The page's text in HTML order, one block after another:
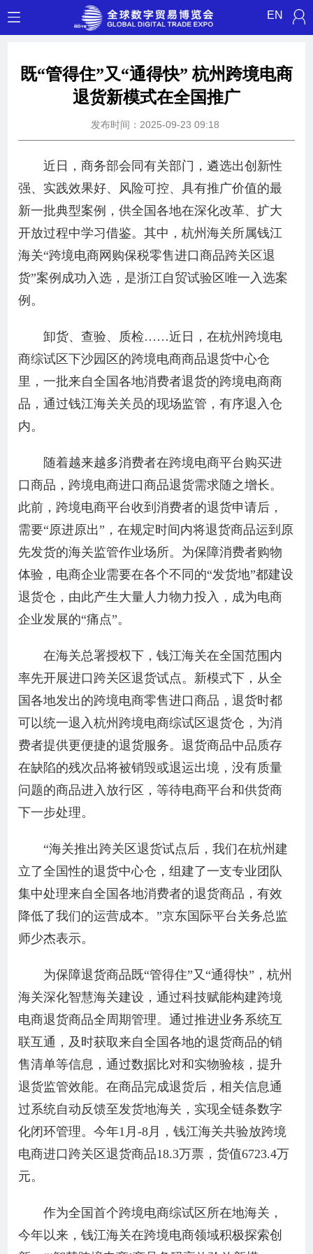
EN
既“管得住”又“通得快” 杭州跨境电商
退货新模式在全国推广
发布时间：2025-09-23 09:18
近日，商务部会同有关部门，遴选出创新性
强、实践效果好、风险可控、具有推广价值的最
新一批典型案例，供全国各地在深化改革、扩大
开放过程中学习借鉴。其中，杭州海关所属钱江
海关“跨境电商网购保税零售进口商品跨关区退
货”案例成功入选，是浙江自贸试验区唯一入选案
例。
卸货、查验、质检……近日，在杭州跨境电
商综试区下沙园区的跨境电商商品退货中心仓
里，一批来自全国各地消费者退货的跨境电商商
品，通过钱江海关关员的现场监管，有序退入仓
内。
随着越来越多消费者在跨境电商平台购买进
口商品，跨境电商进口商品退货需求随之增长。
此前，跨境电商平台收到消费者的退货申请后，
需要“原进原出”，在规定时间内将退货商品运到原
先发货的海关监管作业场所。为保障消费者购物
体验，电商企业需要在各个不同的“发货地”都建设
退货仓，由此产生大量人力物力投入，成为电商
企业发展的“痛点”。
在海关总署授权下，钱江海关在全国范围内
率先开展进口跨关区退货试点。新模式下，从全
国各地发出的跨境电商零售进口商品，退货时都
可以统一退入杭州跨境电商综试区退货仓，为消
费者提供更便捷的退货服务。退货商品中品质存
在缺陷的残次品将被销毁或退运出境，没有质量
问题的商品进入放行区，等待电商平台和供货商
下一步处理。
“海关推出跨关区退货试点后，我们在杭州建
立了全国性的退货中心仓，组建了一支专业团队
集中处理来自全国各地消费者的退货商品，有效
降低了我们的运营成本。”京东国际平台关务总监
师少杰表示。
为保障退货商品既“管得住”又“通得快”，杭州
海关深化智慧海关建设，通过科技赋能构建跨境
电商退货商品全周期管理。通过推进业务系统互
联互通，及时获取来自全国各地的退货商品的销
售清单等信息，通过数据比对和实物验核，提升
退货监管效能。在商品完成退货后，相关信息通
过系统自动反馈至发货地海关，实现全链条数字
化闭环管理。今年1月-8月，钱江海关共验放跨境
电商进口跨关区退货商品18.3万票，货值6723.4万
元。
作为全国首个跨境电商综试区所在地海关，
今年以来，钱江海关在跨境电商领域积极探索创